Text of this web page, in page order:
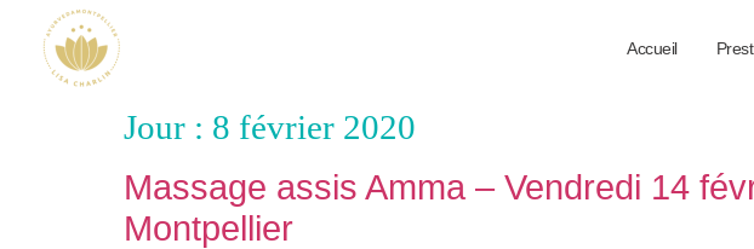
Accueil
Jour : 8 février 2020
Massage assis Amma – Vendredi 14
Montpellier